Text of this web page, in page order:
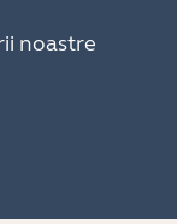
noastre